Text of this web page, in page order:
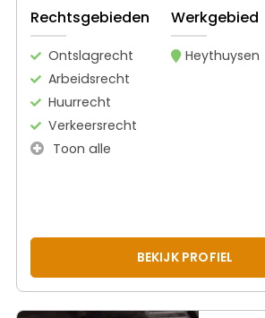
Rechtsgebieden
Ontslagrecht
Arbeidsrecht
Huurrecht
Verkeersrecht
Toon alle
Werkgebied
Heythuysen
BEKIJK PROFIEL